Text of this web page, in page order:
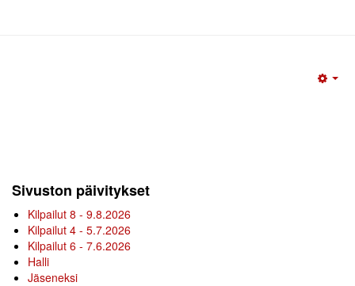
Sivuston päivitykset
Kilpailut 8 - 9.8.2026
Kilpailut 4 - 5.7.2026
Kilpailut 6 - 7.6.2026
Halli
Jäseneksi